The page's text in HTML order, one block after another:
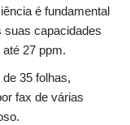
é fundamental
suas capacidades
27 ppm.
35 folhas,
fax de várias